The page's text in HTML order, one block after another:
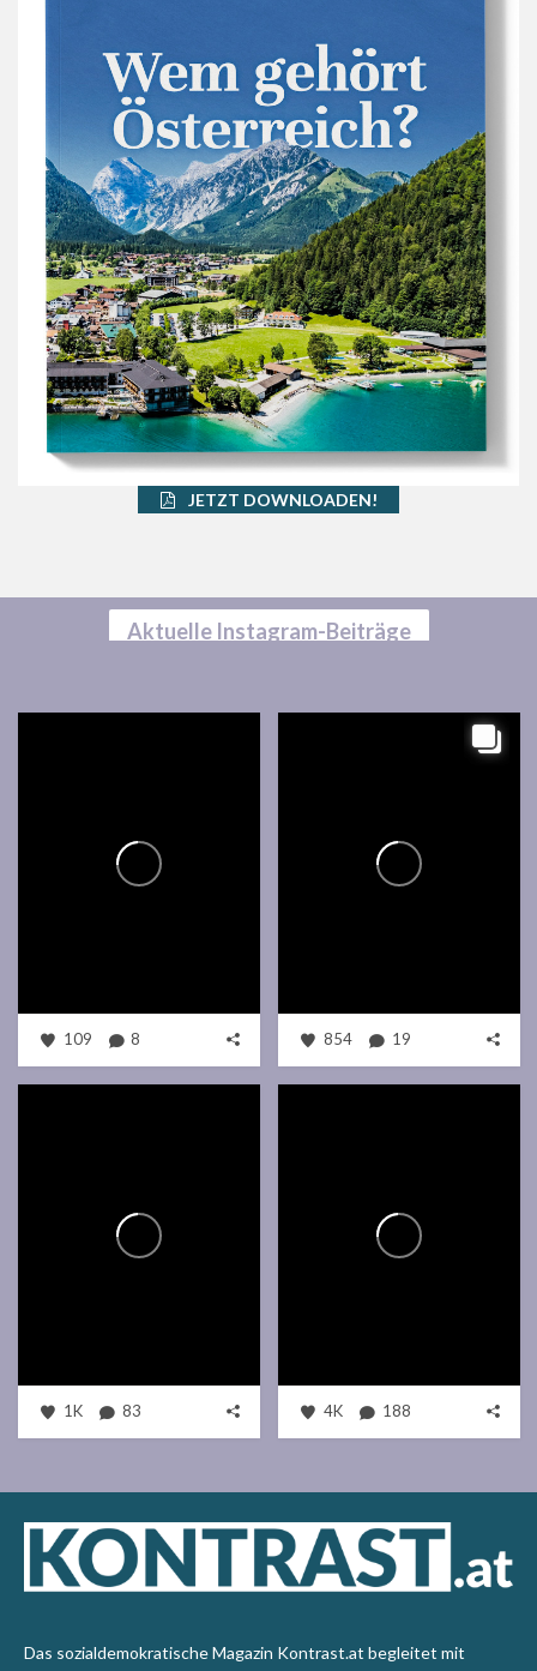
JETZT DOWNLOADEN!
Aktuelle Instagram-Beiträge
109 8 854 19
1K 83 4K 188
Das sozialdemokratische Magazin Kontrast.at begleitet mit